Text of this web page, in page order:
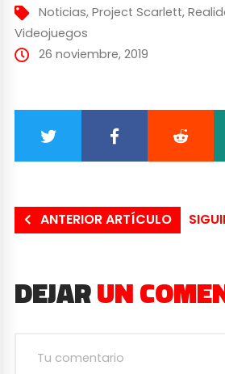
Noticias, Project Scarlett,
Videojuegos
26 noviembre, 2019
ANTERIOR ARTÍCULO
DEJARUN